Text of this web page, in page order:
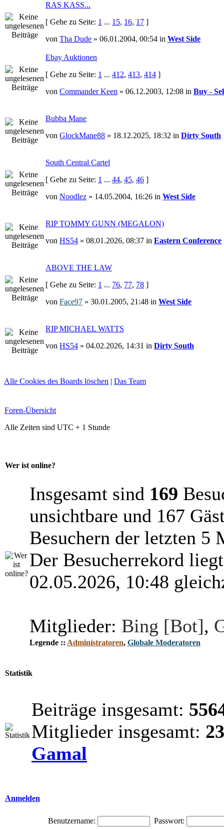
RAS KASS...
[ Gehe zu Seite: 1 ... 15, 16, 17 ]
von Tha Dude » 06.01.2004, 00:54 in West Side
Ebay Auktionen
[ Gehe zu Seite: 1 ... 412, 413, 414 ]
von Commander Keen » 06.12.2003, 12:08 in Buy -
Bubba Mane
von GlockMane88 » 18.12.2025, 18:32 in Dirty South
South Central Cartel
[ Gehe zu Seite: 1 ... 44, 45, 46 ]
von Noodlez » 14.05.2004, 16:26 in West Side
RIP TOMMY GUNN (MEGALON)
von HS54 » 08.01.2026, 08:37 in Eastern Conference
ABOVE THE LAW
[ Gehe zu Seite: 1 ... 76, 77, 78 ]
von Face97 » 30.01.2005, 21:48 in West Side
RIP MICHAEL WATTS
von HS54 » 04.02.2026, 14:31 in Dirty South
Alle Cookies des Boards löschen | Das Team
Foren-Übersicht
Alle Zeiten sind UTC + 1 Stunde
Wer ist online?
Insgesamt sind 169
unsichtbare und 167
Besuchern der letzten 5
Der Besucherrekord
02.05.2026, 10:48
Mitglieder: Bing [Bot],
Legende :: Administratoren, Globale Moderatoren
Statistik
Beiträge insgesamt:
Mitglieder insgesamt:
Gamal
Anmelden
Benutzername: Passwort: